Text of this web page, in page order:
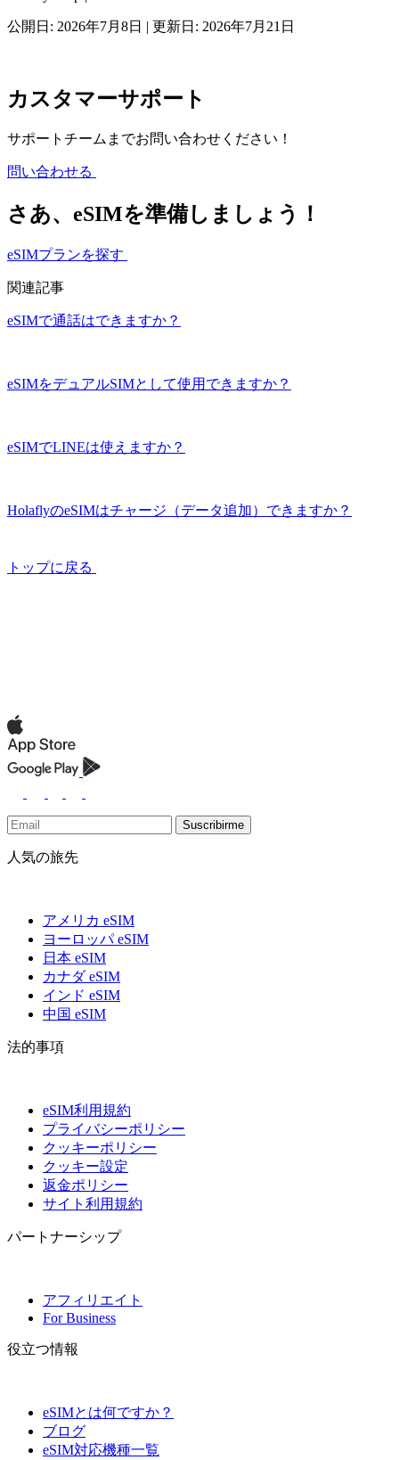
公開日: 2026年7月8日 | 更新日: 2026年7月21日
カスタマーサポート
サポートチームまでお問い合わせください！
問い合わせる
さあ、eSIMを準備しましょう！
eSIMプランを探す
関連記事
eSIMで通話はできますか？
eSIMをデュアルSIMとして使用できますか？
eSIMでLINEは使えますか？
HolaflyのeSIMはチャージ（データ追加）できますか？
トップに戻る
Suscribirme
人気の旅先
アメリカ eSIM
ヨーロッパ eSIM
日本 eSIM
カナダ eSIM
インド eSIM
中国 eSIM
法的事項
eSIM利用規約
プライバシーポリシー
クッキーポリシー
クッキー設定
返金ポリシー
サイト利用規約
パートナーシップ
アフィリエイト
For Business
役立つ情報
eSIMとは何ですか？
ブログ
eSIM対応機種一覧